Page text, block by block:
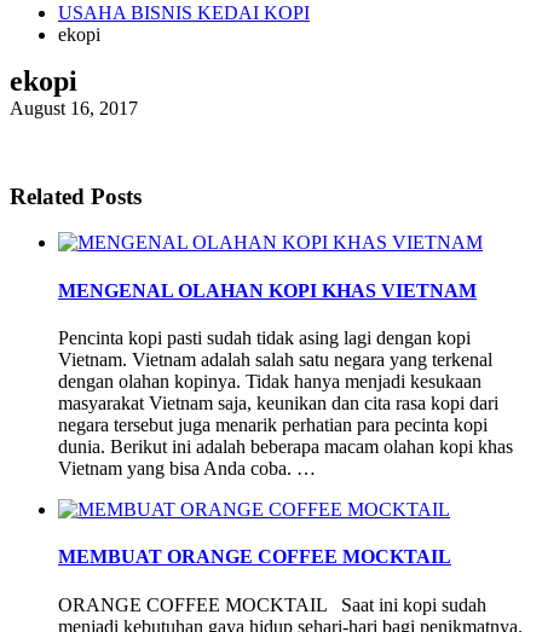
USAHA BISNIS KEDAI KOPI
ekopi
ekopi
August 16, 2017
Related Posts
MENGENAL OLAHAN KOPI KHAS VIETNAM
Pencinta kopi pasti sudah tidak asing lagi dengan kopi
Vietnam. Vietnam adalah salah satu negara yang terkenal
dengan olahan kopinya. Tidak hanya menjadi kesukaan
masyarakat Vietnam saja, keunikan dan cita rasa kopi dari
negara tersebut juga menarik perhatian para pecinta kopi
dunia. Berikut ini adalah beberapa macam olahan kopi khas
Vietnam yang bisa Anda coba. …
MEMBUAT ORANGE COFFEE MOCKTAIL
ORANGE COFFEE MOCKTAIL Saat ini kopi sudah
menjadi kebutuhan gaya hidup sehari-hari bagi penikmatnya.